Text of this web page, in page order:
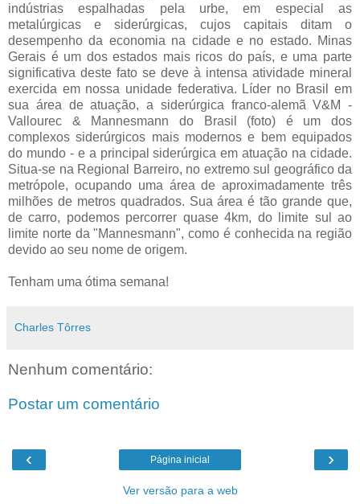
indústrias espalhadas pela urbe, em especial as
metalúrgicas e siderúrgicas, cujos capitais ditam o
desempenho da economia na cidade e no estado. Minas
Gerais é um dos estados mais ricos do país, e uma parte
significativa deste fato se deve à intensa atividade mineral
exercida em nossa unidade federativa. Líder no Brasil em
sua área de atuação, a siderúrgica franco-alemã V&M -
Vallourec & Mannesmann do Brasil (foto) é um dos
complexos siderúrgicos mais modernos e bem equipados
do mundo - e a principal siderúrgica em atuação na cidade.
Situa-se na Regional Barreiro, no extremo sul geográfico da
metrópole, ocupando uma área de aproximadamente três
milhões de metros quadrados. Sua área é tão grande que,
de carro, podemos percorrer quase 4km, do limite sul ao
limite norte da "Mannesmann", como é conhecida na região
devido ao seu nome de origem.
Tenham uma ótima semana!
Charles Tôrres
Nenhum comentário:
Postar um comentário
‹ ›
Página inicial
Ver versão para a web